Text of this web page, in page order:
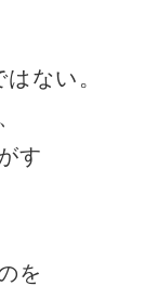
ない。
す
を